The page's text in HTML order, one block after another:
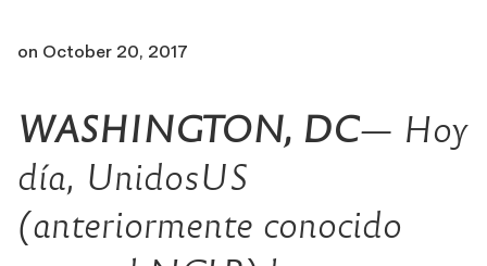
on October 20, 2017
WASHINGTON, DC— Hoy
día, UnidosUS
(anteriormente conocido